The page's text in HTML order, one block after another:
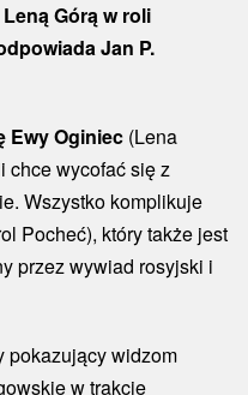
Górą w roli
Jan P.
Ewy Oginiec (Lena
chce wycofać się z
Wszystko komplikuje
Pocheć), który także jest
przez wywiad rosyjski i
pokazujący widzom
w trakcie